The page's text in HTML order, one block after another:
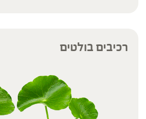
מתייחס להגדרה המקובלת ברפואת הצמחים
רכיבים בולטים